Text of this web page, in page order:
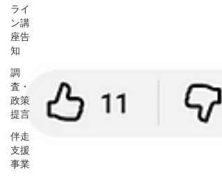
ライ
ン講
座告
知
調
査・
政策
提言
伴走
支援
事業